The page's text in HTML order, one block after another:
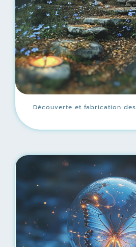
Découverte et fabrication des